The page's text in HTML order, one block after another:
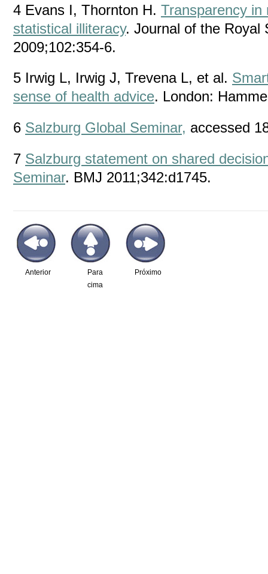
4 Evans I, Thornton H. Transparency in
statistical illiteracy. Journal of the Royal
2009;102:354-6.
5 Irwig L, Irwig J, Trevena L, et al.
sense of health advice. London:
6 Salzburg Global Seminar, accessed
7 Salzburg statement on shared
Seminar. BMJ 2011;342:d1745.
Para
cima
Anterior Próximo